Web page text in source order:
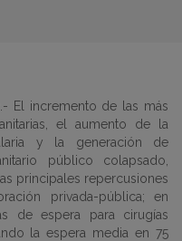
El incremento de las más
el aumento de la
y la generación de
público colapsado,
principales repercusiones
privada-pública; en
de espera para cirugías
la espera media en 75